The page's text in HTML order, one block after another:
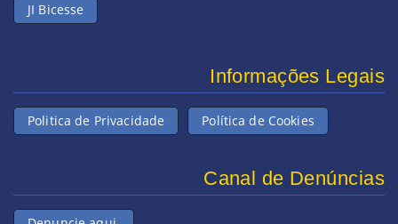
JI Bicesse
Informações Legais
Politica de Privacidade Política de Cookies
Canal de Denúncias